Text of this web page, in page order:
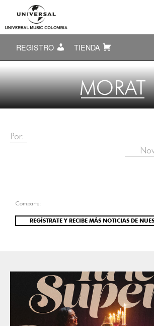
REGISTRO TIENDA
MORAT
Por:
Comparte:
REGÍSTRATE Y RECIBE MÁS NOTICIAS DE